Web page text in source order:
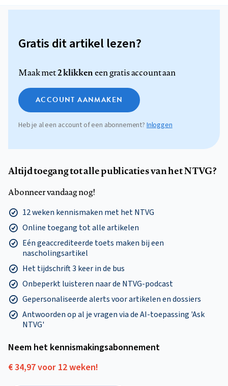
Gratis dit artikel lezen?
Maak met2 klikkeneen gratis account aan
ACCOUNT AANMAKEN
Heb je al een account of een abonnement? Inloggen
Altijd toegang tot alle publicaties van het NTVG?
Abonneer vandaag nog!
12 weken kennismaken met het NTVG
Online toegang tot alle artikelen
Eén geaccrediteerde toets maken bij een
nascholingsartikel
Het tijdschrift 3 keer in de bus
Onbeperkt luisteren naar de NTVG-podcast
Gepersonaliseerde alerts voor artikelen en dossiers
Antwoorden op al je vragen via de AI-toepassing 'Ask
NTVG'
Neem het kennismakings­abonnement
€ 34,97 voor 12 weken!